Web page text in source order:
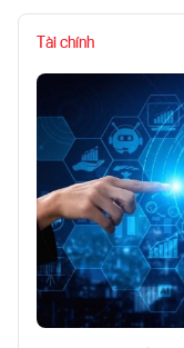
Tài chính